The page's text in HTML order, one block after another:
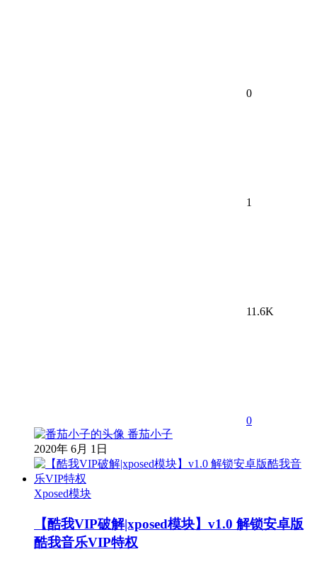
0
1
11.6K
0
番茄小子
2020年 6月 1日
Xposed模块
【酷我VIP破解|xposed模块】v1.0 解锁安卓版
酷我音乐VIP特权